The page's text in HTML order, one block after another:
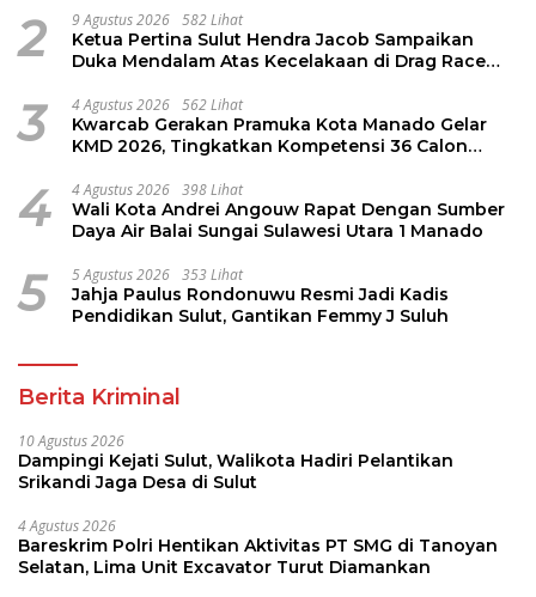
2 9 Agustus 2026 582 Lihat
Ketua Pertina Sulut Hendra Jacob Sampaikan
Duka Mendalam Atas Kecelakaan di Drag Race
3 4 Agustus 2026 562 Lihat
Kwarcab Gerakan Pramuka Kota Manado Gelar
KMD 2026, Tingkatkan Kompetensi 36 Calon
4 4 Agustus 2026 398 Lihat
Wali Kota Andrei Angouw Rapat Dengan Sumber
Daya Air Balai Sungai Sulawesi Utara 1 Manado
5 5 Agustus 2026 353 Lihat
Jahja Paulus Rondonuwu Resmi Jadi Kadis
Pendidikan Sulut, Gantikan Femmy J Suluh
Berita Kriminal
10 Agustus 2026
Dampingi Kejati Sulut, Walikota Hadiri Pelantikan
Srikandi Jaga Desa di Sulut
4 Agustus 2026
Bareskrim Polri Hentikan Aktivitas PT SMG di Tanoyan
Selatan, Lima Unit Excavator Turut Diamankan